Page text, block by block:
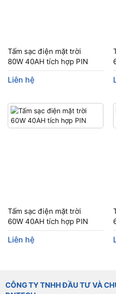
Tấm sạc điện mặt trời
80W 40AH tích hợp PIN
Liên hệ
Tấm sạc điện mặt trời
60W 40AH tích hợp PIN
Liên hệ
CÔNG TY TNHH ĐẦU TƯ VÀ